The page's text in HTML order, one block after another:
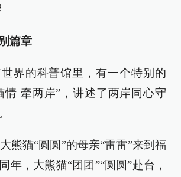
篇章
界的科普馆里，有一个特别的
牵两岸”，讲述了两岸同心守
熊猫“圆圆”的母亲“雷雷”来到福
年，大熊猫“团团”“圆圆”赴台，